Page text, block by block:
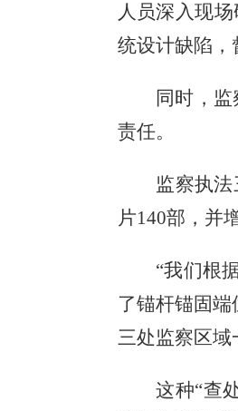
人员深入现
统设计缺陷，
同时，
责任。
监察执
片140部，并
“我们根
了锚杆锚固
三处监察区
这种“查